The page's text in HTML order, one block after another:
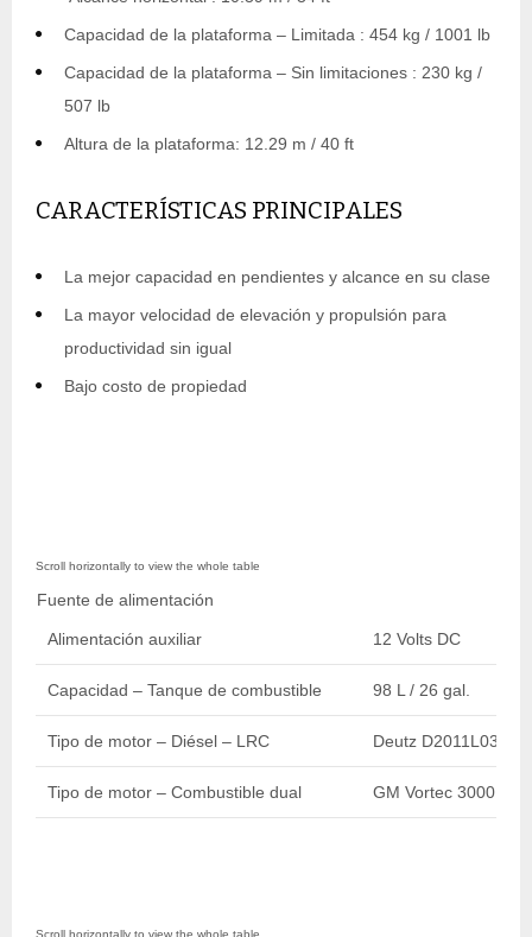
Capacidad de la plataforma – Limitada : 454 kg / 1001 lb
Capacidad de la plataforma – Sin limitaciones : 230 kg /
507 lb
Altura de la plataforma: 12.29 m / 40 ft
CARACTERÍSTICAS PRINCIPALES
La mejor capacidad en pendientes y alcance en su clase
La mayor velocidad de elevación y propulsión para
productividad sin igual
Bajo costo de propiedad
Fuente de alimentación
Alimentación auxiliar 12 Volts DC
Capacidad – Tanque de combustible 98 L / 26 gal.
Tipo de motor – Diésel – LRC Deutz D2011L03
Tipo de motor – Combustible dual GM Vortec 3000